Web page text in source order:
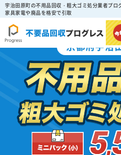
宇治田原町の不用品回収・粗大ゴミ処分業者プロ
家具家電や廃品を格安で引取
京都府宇治